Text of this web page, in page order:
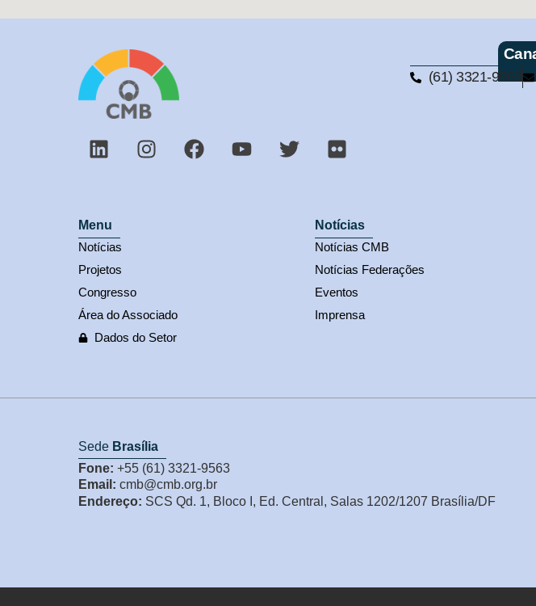
(61) 3321-9563
Menu
Notícias
Projetos
Congresso
Área do Associado
Dados do Setor
Notícias
Notícias CMB
Notícias Federações
Eventos
Imprensa
Sede Brasília
Fone: +55 (61) 3321-9563
Email: cmb@cmb.org.br
Endereço: SCS Qd. 1, Bloco I, Ed. Central, Salas 1202/1207 Brasília/DF